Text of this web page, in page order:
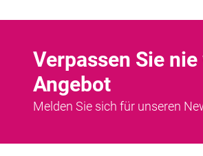
Verpassen Sie
Angebot
Melden Sie sich für unseren